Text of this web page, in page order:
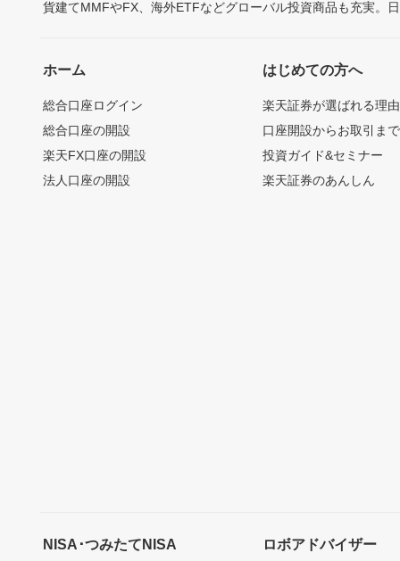
貨建てMMFやFX、海外ETFなどグローバル投資商品も充実。
ホーム
総合口座ログイン
総合口座の開設
楽天FX口座の開設
法人口座の開設
はじめての方へ
楽天証券が選ばれる理由
口座開設からお取引ま
投資ガイド&セミナー
楽天証券のあんしん
NISA･つみたてNISA ロボアドバイザー